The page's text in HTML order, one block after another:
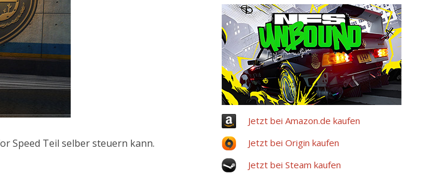
Speed Teil selber steuern kann.
Jetzt bei Amazon.de kaufen
Jetzt bei Origin kaufen
Jetzt bei Steam kaufen